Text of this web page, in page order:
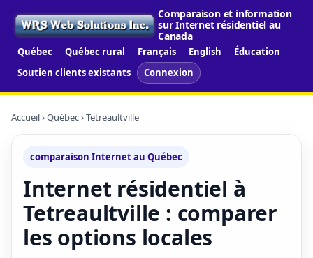
Comparaison et information
sur Internet résidentiel au
Canada
Québec Québec rural Français English
Éducation
Soutien clients existants
Connexion
Accueil›Québec› Tetreaultville
comparaison Internet au Québec
Internet résidentiel à
Tetreaultville : comparer
les options locales